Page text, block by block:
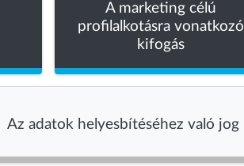
A marketing célú
profilalkotásra vonatkozó
kifogás
Az adatok helyesbítéséhez való jog